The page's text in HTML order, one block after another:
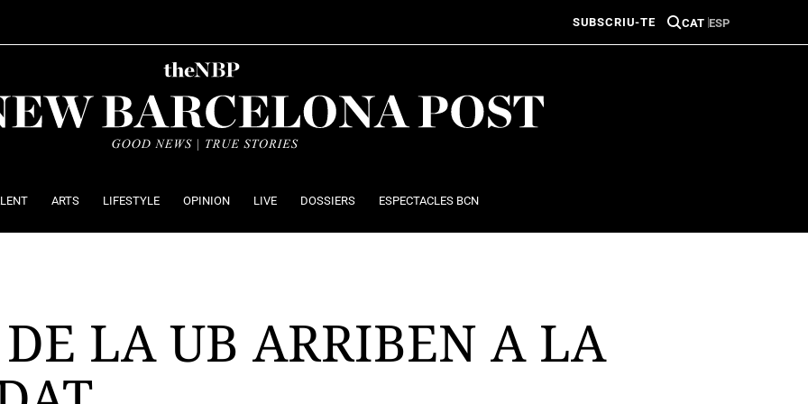
SUBSCRIU-TE CAT ESP
ARTS LIFESTYLE OPINION LIVE DOSSIERS ESPECTACLES BCN
DE LA UB ARRIBEN A LA